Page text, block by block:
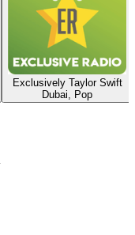
Exclusively Taylor Swift
Dubai, Pop